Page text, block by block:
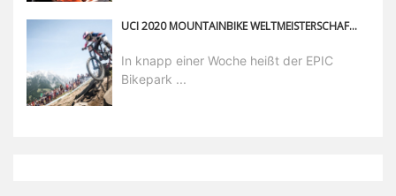
UCI 2020 MOUNTAINBIKE WELTMEISTERSCHAFT – VORFREUDE BEI DEN ATHLETEN
In knapp einer Woche heißt der EPIC
Bikepark ...